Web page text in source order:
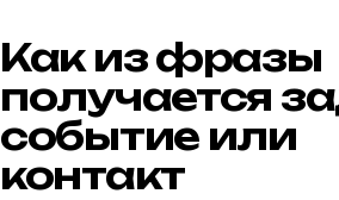
Как из фразы
получается
событие или
контакт